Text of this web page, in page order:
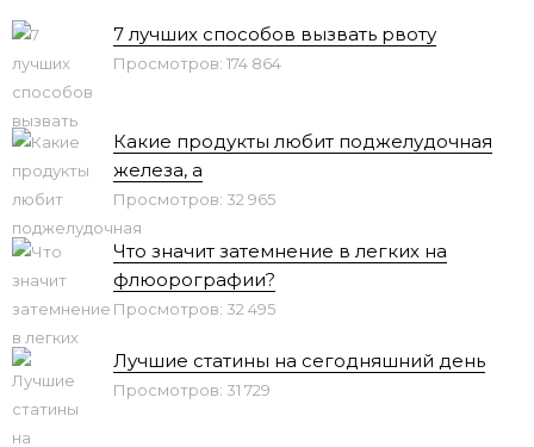
7 лучших способов вызвать рвоту
Просмотров: 174 864
Какие продукты любит поджелудочная
железа, а
Просмотров: 32 965
Что значит затемнение в легких на
флюорографии?
Просмотров: 32 495
Лучшие статины на сегодняшний день
Просмотров: 31 729